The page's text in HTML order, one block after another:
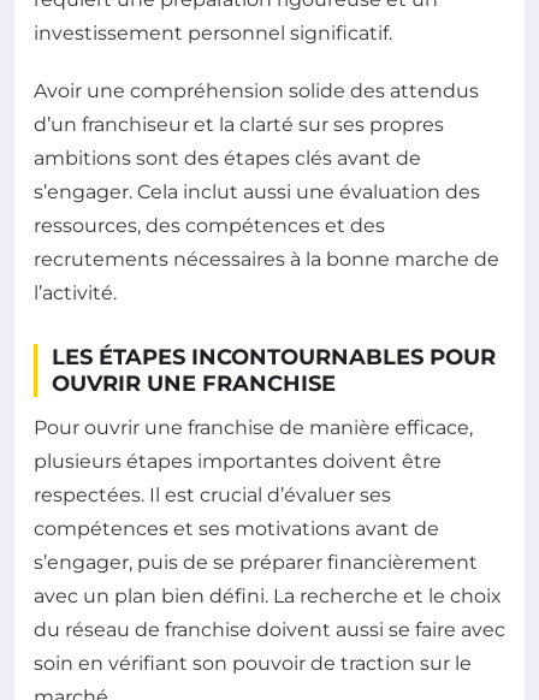
investissement personnel significatif.
Avoir une compréhension solide des attendus
d’un franchiseur et la clarté sur ses propres
ambitions sont des étapes clés avant de
s’engager. Cela inclut aussi une évaluation des
ressources, des compétences et des
recrutements nécessaires à la bonne marche de
l’activité.
LES ÉTAPES INCONTOURNABLES POUR
OUVRIR UNE FRANCHISE
Pour ouvrir une franchise de manière efficace,
plusieurs étapes importantes doivent être
respectées. Il est crucial d’évaluer ses
compétences et ses motivations avant de
s’engager, puis de se préparer financièrement
avec un plan bien défini. La recherche et le choix
du réseau de franchise doivent aussi se faire avec
soin en vérifiant son pouvoir de traction sur le